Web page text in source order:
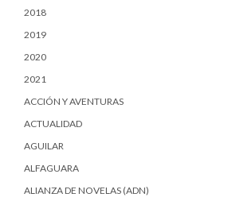
2018
2019
2020
2021
ACCIÓN Y AVENTURAS
ACTUALIDAD
AGUILAR
ALFAGUARA
ALIANZA DE NOVELAS (ADN)